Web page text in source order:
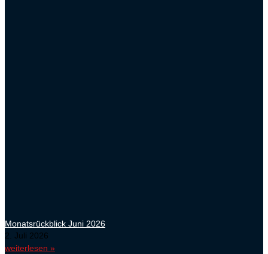
Monatsrückblick Juni 2026
2. Juli 2026
weiterlesen »